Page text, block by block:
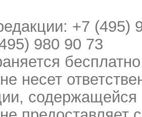
+7 (495)
980 90 73
бесплатно
несет
содержащейся